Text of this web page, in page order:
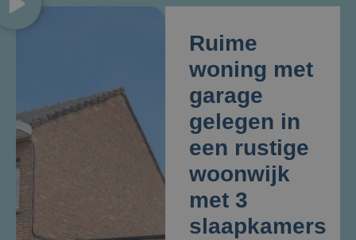
Ruime
woning met
garage
gelegen in
een rustige
woonwijk
met 3
slaapkamers